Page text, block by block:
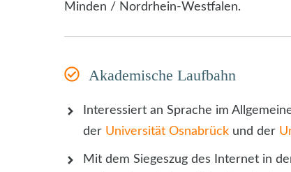
Minden / Nordrhein-Westfalen.
Akademische Laufbahn
Interessiert an Sprache im
der Universität Osnabrück und der
Mit dem Siegeszug des Internet in